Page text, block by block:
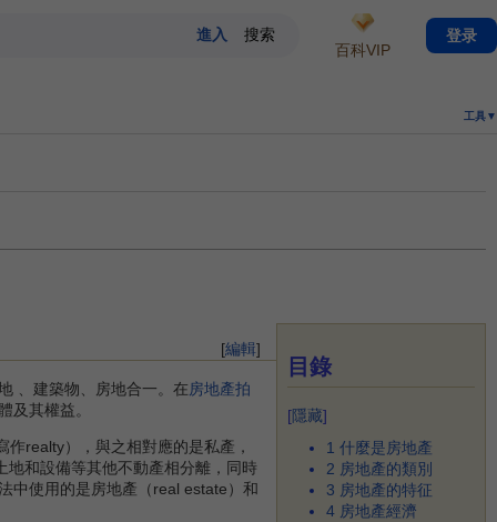
工具▼
目錄
[隱藏]
1 什麼是房地產
2 房地產的類別
3 房地產的特征
4 房地產經濟
[編輯]
、建築物、房地合一。在房地產拍
及其權益。
作realty），與之相對應的是私產，
地和設備等其他不動產相分離，同時
中使用的是房地產（real estate）和
百科VIP
登录